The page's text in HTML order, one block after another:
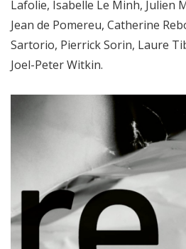
Lafolie, Isabelle Le Minh, Julien
Jean de Pomereu, Catherine
Sartorio, Pierrick Sorin, Laure
Joel-Peter Witkin.